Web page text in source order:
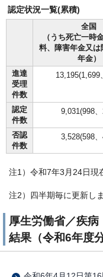
認定状況一覧(累積)
全国
（うち死亡一時
料、障害年金又は
年金）
進達
受理
件数
13,195(1,699
認定
件数
9,031(998
否認
件数
3,528(598
注1）令和7年3月24日現
注2）四半期毎に更新しま
厚生労働省／疾
結果（令和6年度分